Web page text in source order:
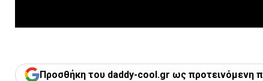
Προσθήκη του daddy-cool.gr ως προτεινόμενη